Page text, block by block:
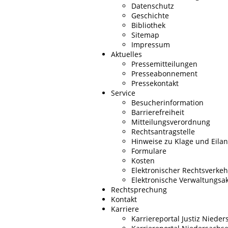
Datenschutz
Geschichte
Bibliothek
Sitemap
Impressum
Aktuelles
Pressemitteilungen
Presseabonnement
Pressekontakt
Service
Besucherinformation
Barrierefreiheit
Mitteilungsverordnung
Rechtsantragstelle
Hinweise zu Klage und
Formulare
Kosten
Elektronischer
Elektronische
Rechtsprechung
Kontakt
Karriere
Karriereportal Justiz